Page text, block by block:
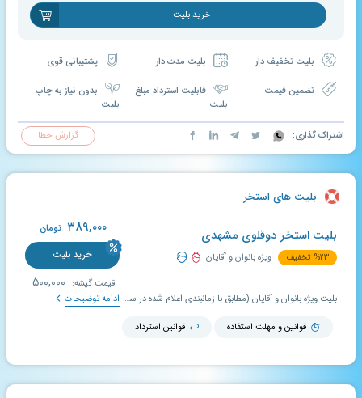
خرید بلیت
قابلیت استرداد مبلغ
بلیت
پشتیبانی قوی
بدون نیاز به چاپ
بلیت
اشتراک گذاری: گزارش خطا
بلیت های استخر
بلیت استخر دوقلوی مشهدی
%۲۳ تخفیف ویژه بانوان و آقایان
۳۸۹,۰۰۰ تومان
خرید بلیت
قیمت گیشه: ۵۰۰,۰۰۰
بلیت ویژه بانوان و آقایان (مطابق با زمانبندی اعلام شده در سایت)؛ بلیت خریداری شده از لحظه خرید به مدت ۱۰ روز معتبر و قابل استفاده می باشد، همین طور در این مدت قابلیت تمدید یا استرداد وجود دارد. ادامه توضیحات
قوانین و مهلت استفاده قوانین استرداد